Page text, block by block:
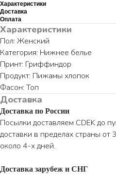
Характеристики
Доставка
Оплата
Характеристики
Пол: Женский
Категория: Нижнее белье
Принт: Гриффиндор
Продукт: Пижамы хлопок
Фасон: Топ
Доставка
Доставка по России
Посылки доставляем CDEK до
доставки в пределах страны
около 4-х дней.
Доставка зарубеж и СНГ